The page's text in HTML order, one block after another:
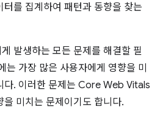
를 집계하여 패턴과 동향을 찾는
발생하는 모든 문제를 해결할 필
는 가장 많은 사용자에게 영향을 미
다. 이러한 문제는 Core Web Vitals
미치는 문제이기도 합니다.